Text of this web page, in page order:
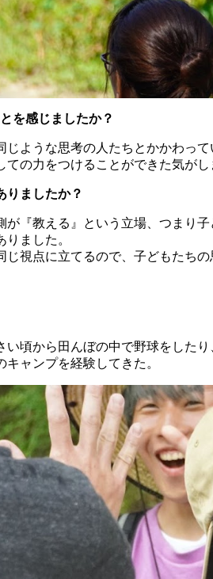
を感じましたか？
ような思考の人たちとかかわっ
の力をつけることができた気がし
ましたか？
が『教える』という立場、つまり
ました。
視点に立てるので、子どもたち
頃から田んぼの中で野球をした
ャンプを経験してきた。